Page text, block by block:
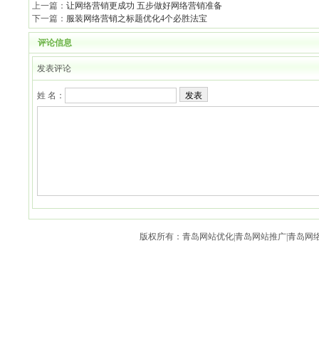
上一篇： 让网络营销更成功 五步做好网络营销准备
下一篇： 服装网络营销之标题优化4个必胜法宝
评论信息
发表评论
姓 名： 发表
版权所有：青岛网站优化|青岛网站推广|青岛网